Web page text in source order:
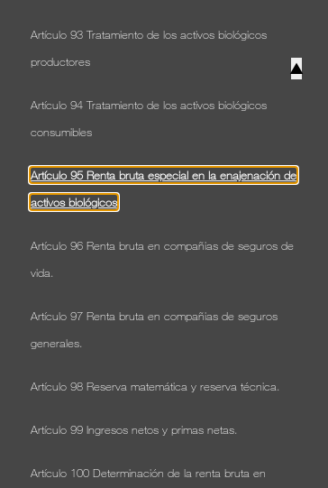
▲
Artículo 93 Tratamiento de los activos biológicos
productores
Artículo 94 Tratamiento de los activos biológicos
consumibles
Artículo 95 Renta bruta especial en la enajenación de
activos biológicos
Artículo 96 Renta bruta en compañias de seguros de
vida.
Artículo 97 Renta bruta en compañias de seguros
generales.
Artículo 98 Reserva matemática y reserva técnica.
Artículo 99 Ingresos netos y primas netas.
Artículo 100 Determinación de la renta bruta en